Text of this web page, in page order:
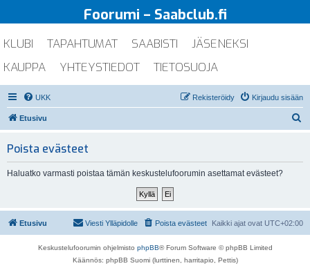
Foorumi – Saabclub.fi
KLUBI TAPAHTUMAT SAABISTI
JÄSENEKSI
KAUPPA
YHTEYSTIEDOT TIETOSUOJA
UKK Kirjaudu sisään
Rekisteröidy
Etusivu
Poista evästeet
Haluatko varmasti poistaa tämän keskustelufoorumin asettamat evästeet?
Etusivu Kaikki ajat ovat UTC+02:00
Poista evästeet
Viesti Ylläpidolle
Keskustelufoorumin ohjelmisto phpBB® Forum Software © phpBB Limited
Käännös: phpBB Suomi (lurttinen, harritapio, Pettis)